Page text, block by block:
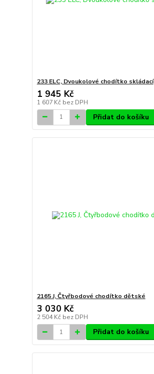
233 ELC, Dvoukolové chodítko skládací
1 945 Kč
1 607 Kč bez DPH
Přidat do košíku
2165 J, Čtyřbodové chodítko dětské
3 030 Kč
2 504 Kč bez DPH
Přidat do košíku